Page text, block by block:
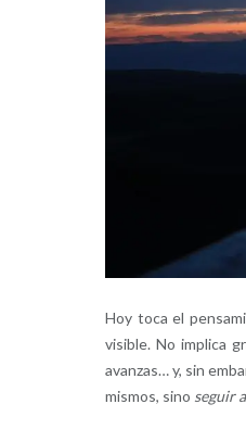
Hoy toca el
visible. No implica
avanzas… y, sin
mismos, sino seguir